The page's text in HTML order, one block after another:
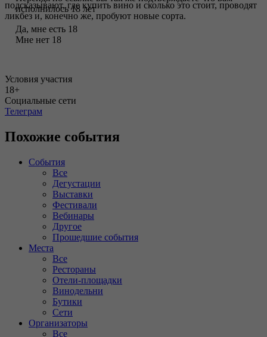
подсказывают, где купить вино и сколько это стоит, проводят
ликбез и, конечно же, пробуют новые сорта.
Условия участия
18+
Социальные сети
Телеграм
Похожие события
События
Все
Дегустации
Выставки
Фестивали
Вебинары
Другое
Прошедшие события
Места
Все
Рестораны
Отели-площадки
Винодельни
Бутики
Сети
Организаторы
Все
исполнилось 18 лет
Да, мне есть 18
Мне нет 18